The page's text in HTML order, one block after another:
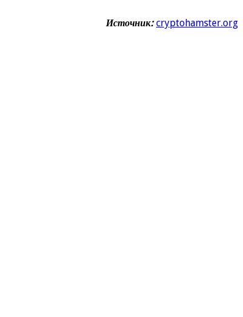
Источник: cryptohamster.org